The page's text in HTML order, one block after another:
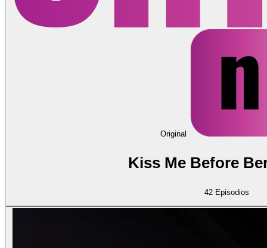
Original
Kiss Me Before
42 Episodios